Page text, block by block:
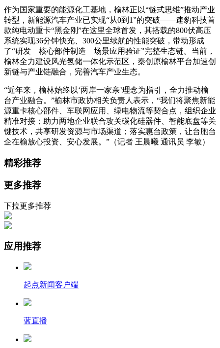
作为国家重要的能源化工基地，榆林正以“链式思维”推动产业
转型，新能源汽车产业已实现“从0到1”的突破——速豹科技首
款纯电动重卡“黑金刚”在这里全球首发，其搭载的800伏高压
系统实现36分钟快充、300公里续航的性能突破，带动形成
了“研发—核心部件制造—场景应用验证”完整生态链。当前，
榆林全力建设风光氢储一体化示范区，秦创原榆林平台加速创
新链与产业链融合，完善汽车产业生态。
“近年来，榆林始终以‘两岸一家亲’理念为指引，全力推动榆
台产业融合。”榆林市政协相关负责人表示，“我们将聚焦新能
源重卡核心部件、车联网应用、绿电物流等契合点，组织企业
精准对接；助力两地企业联合攻关碳化硅器件、智能底盘等关
键技术，共享研发资源与市场渠道；落实惠台政策，让台胞台
企在榆放心投资、安心发展。”（记者 王晨曦 通讯员 李敏）
精彩推荐
更多推荐
下拉更多推荐
应用推荐
起点新闻客户端
蓝直播